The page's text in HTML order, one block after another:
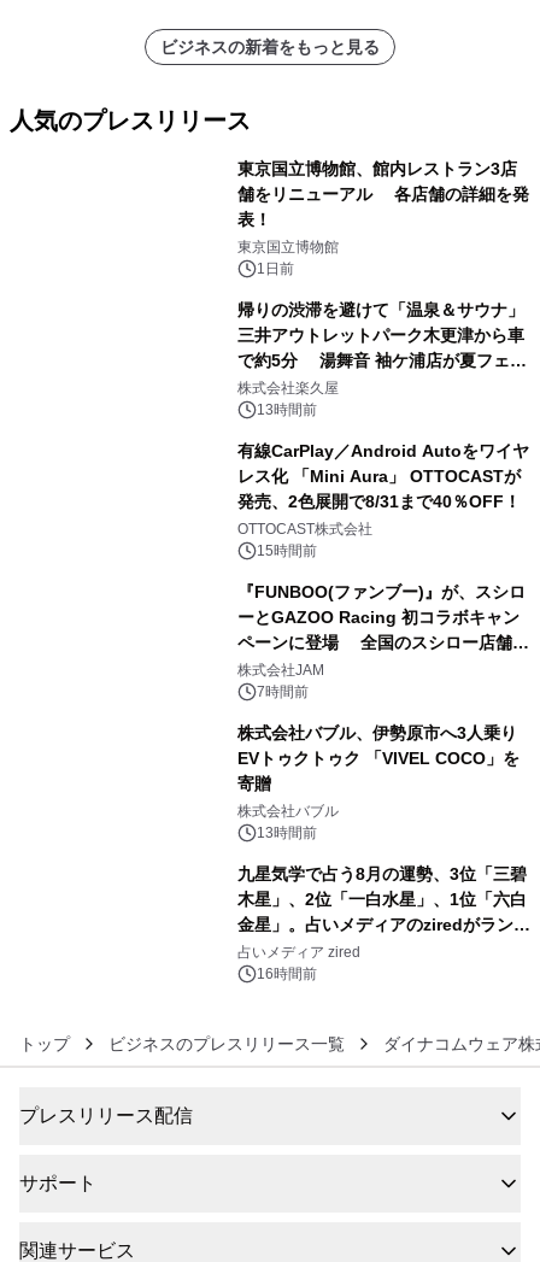
ビジネスの新着をもっと見る
人気のプレスリリース
東京国立博物館、館内レストラン3店
舗をリニューアル 各店舗の詳細を発
表！
東京国立博物館
1日前
帰りの渋滞を避けて「温泉＆サウナ」
三井アウトレットパーク木更津から車
で約5分 湯舞音 袖ケ浦店が夏フェア
メニューを提供
株式会社楽久屋
13時間前
有線CarPlay／Android Autoをワイヤ
レス化 「Mini Aura」 OTTOCASTが
発売、2色展開で8/31まで40％OFF！
OTTOCAST株式会社
15時間前
『FUNBOO(ファンブー)』が、スシロ
ーとGAZOO Racing 初コラボキャン
ペーンに登場 全国のスシロー店舗で
GR 4車種の FUNBOO(ミニカー)付き
メニューが展開されます
株式会社JAM
7時間前
株式会社バブル、伊勢原市へ3人乗り
EVトゥクトゥク 「VIVEL COCO」を
寄贈
株式会社バブル
13時間前
九星気学で占う8月の運勢、3位「三碧
木星」、2位「一白水星」、1位「六白
金星」。占いメディアのziredがランキ
ングを発表
占いメディア zired
16時間前
トップ ビジネスのプレスリリース一覧 ダイナコムウェア株
プレスリリース配信
サポート
関連サービス